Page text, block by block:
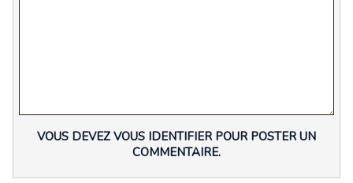
VOUS DEVEZ VOUS IDENTIFIER POUR POSTER UN
COMMENTAIRE.